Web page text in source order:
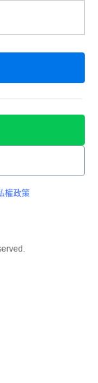
權政策